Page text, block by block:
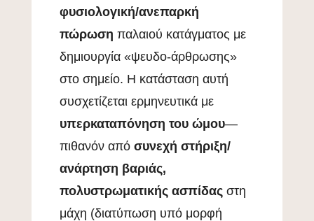
φυσιολογική/ανεπαρκή
πώρωση παλαιού κατάγματος με
δημιουργία «ψευδο-άρθρωσης»
στο σημείο. Η κατάσταση αυτή
συσχετίζεται ερμηνευτικά με
υπερκαταπόνηση του ώμου—
πιθανόν από συνεχή στήριξη/
ανάρτηση βαριάς,
πολυστρωματικής ασπίδαςστη
μάχη (διατύπωση υπό μορφή